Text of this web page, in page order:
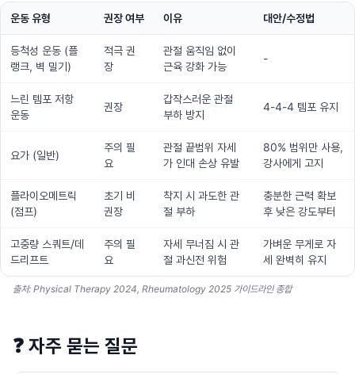
운동 유형 권장 여부 이유 대안/수정법
등척성 운동 (플
랭크, 벽 밀기)
적극 권
장
관절 움직임 없이
근육 강화 가능
-
느린 템포 저항
운동
권장
갑작스러운 관절
부하 방지
4-4-4 템포 유지
요가 (일반)
주의 필
요
관절 끝범위 자세
가 인대 손상 유발
80% 범위만 사용,
강사에게 고지
플라이오메트릭
(점프)
초기 비
권장
착지 시 과도한 관
절 부하
충분한 근력 확보
후 낮은 강도부터
고중량 스쿼트/데
드리프트
주의 필
요
자세 무너짐 시 관
절 과신전 위험
가벼운 무게로 자
세 완벽히 유지
출처: Physical Therapy 2024, Rheumatology 2025 가이드라인 종합
❓ 자주 묻는 질문